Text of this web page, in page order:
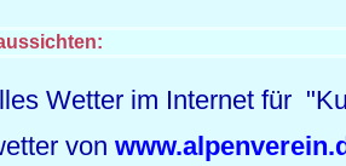
Wetter im Internet für
von